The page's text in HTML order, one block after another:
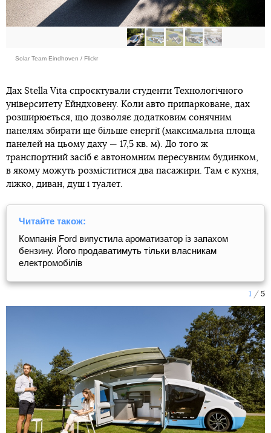
Solar Team Eindhoven / Flickr
Дах Stella Vita спроєктували студенти Технологічного
університету Ейндховену. Коли авто припарковане, дах
розширюється, що дозволяє додатковим сонячним
панелям збирати ще більше енергії (максимальна площа
панелей на цьому даху — 17,5 кв. м). До того ж
транспортний засіб є автономним пересувним будинком,
в якому можуть розміститися два пасажири. Там є кухня,
ліжко, диван, душ і туалет.
Читайте також:
Компанія Ford випустила ароматизатор із запахом
бензину. Його продаватимуть тільки власникам
електромобілів
1 5